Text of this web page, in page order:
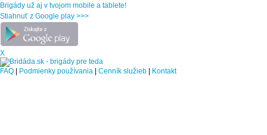
Brigády už aj v tvojom mobile a tablete!
Stiahnuť z Google play >>>
X
FAQ Podmienky používania Cenník služieb Kontakt